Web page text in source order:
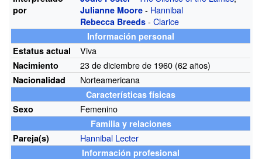
por
Julianne Moore - Hannibal
Rebecca Breeds -Clarice
Información personal
Estatus actual
Viva
Nacimiento 23 de diciembre de 1960 (62años)
Nacionalidad Norteamericana
Características físicas
Sexo
Femenino
Familia y relaciones
Pareja(s)
Hannibal Lecter
Información profesional